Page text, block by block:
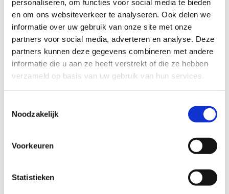
personaliseren, om functies voor social media te bieden
en om ons websiteverkeer te analyseren. Ook delen we
informatie over uw gebruik van onze site met onze
partners voor social media, adverteren en analyse. Deze
partners kunnen deze gegevens combineren met andere
informatie die u aan ze heeft verstrekt of die ze hebben
verzameld op basis van uw gebruik van hun services.
Noodzakelijk
Voorkeuren
Statistieken
jogger.
Je kunt hier dus kiezen tussen drie routes van respectievelijk
2,3 km (groen), 4,2 km (blauw) en 5,4 km (rood). Het vertrek is
aan de ingang van het bos ter hoogte van de Kortrijkstraat
waar je onmiddellijk start in de sprookjesachtige hoofddreef
met majestueuze beuken. Onderweg passeer je het
indrukwekkende heidegebied alsook het leuke amfitheater
voor een extra calorieverbruik en leiden je doorheen het
Kortrijkstraat